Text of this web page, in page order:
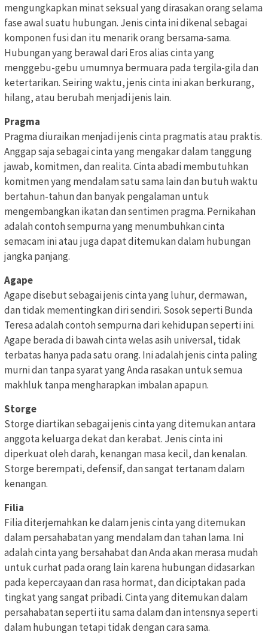
mengungkapkan minat seksual yang dirasakan orang selama
fase awal suatu hubungan. Jenis cinta ini dikenal sebagai
komponen fusi dan itu menarik orang bersama-sama.
Hubungan yang berawal dari Eros alias cinta yang
menggebu-gebu umumnya bermuara pada tergila-gila dan
ketertarikan. Seiring waktu, jenis cinta ini akan berkurang,
hilang, atau berubah menjadi jenis lain.
Pragma
Pragma diuraikan menjadi jenis cinta pragmatis atau praktis.
Anggap saja sebagai cinta yang mengakar dalam tanggung
jawab, komitmen, dan realita. Cinta abadi membutuhkan
komitmen yang mendalam satu sama lain dan butuh waktu
bertahun-tahun dan banyak pengalaman untuk
mengembangkan ikatan dan sentimen pragma. Pernikahan
adalah contoh sempurna yang menumbuhkan cinta
semacam ini atau juga dapat ditemukan dalam hubungan
jangka panjang.
Agape
Agape disebut sebagai jenis cinta yang luhur, dermawan,
dan tidak mementingkan diri sendiri. Sosok seperti Bunda
Teresa adalah contoh sempurna dari kehidupan seperti ini.
Agape berada di bawah cinta welas asih universal, tidak
terbatas hanya pada satu orang. Ini adalah jenis cinta paling
murni dan tanpa syarat yang Anda rasakan untuk semua
makhluk tanpa mengharapkan imbalan apapun.
Storge
Storge diartikan sebagai jenis cinta yang ditemukan antara
anggota keluarga dekat dan kerabat. Jenis cinta ini
diperkuat oleh darah, kenangan masa kecil, dan kenalan.
Storge berempati, defensif, dan sangat tertanam dalam
kenangan.
Filia
Filia diterjemahkan ke dalam jenis cinta yang ditemukan
dalam persahabatan yang mendalam dan tahan lama. Ini
adalah cinta yang bersahabat dan Anda akan merasa mudah
untuk curhat pada orang lain karena hubungan didasarkan
pada kepercayaan dan rasa hormat, dan diciptakan pada
tingkat yang sangat pribadi. Cinta yang ditemukan dalam
persahabatan seperti itu sama dalam dan intensnya seperti
dalam hubungan tetapi tidak dengan cara sama.